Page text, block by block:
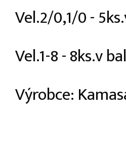
Vel.2/0,1/0 -
Vel.1-8 - 8ks.v
Výrobce: